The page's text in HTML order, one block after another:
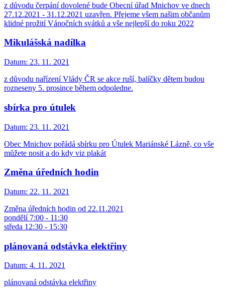
z důvodu čerpání dovolené bude Obecní úřad Mnichov ve dnech
27.12.2021 - 31.12.2021 uzavřen. Přejeme všem našim občanům
klidné prožití Vánočních svátků a vše nejlepší do roku 2022
Mikulášská nadílka
Datum: 23. 11. 2021
z důvodu nařízení Vlády ČR se akce ruší, balíčky dětem budou
rozneseny 5. prosince během odpoledne.
sbírka pro útulek
Datum: 23. 11. 2021
Obec Mnichov pořádá sbírku pro Útulek Mariánské Lázně, co vše
můžete nosit a do kdy viz plakát
Změna úředních hodin
Datum: 22. 11. 2021
Změna úředních hodin od 22.11.2021
pondělí 7:00 - 11:30
středa 12:30 - 15:30
plánovaná odstávka elektřiny
Datum: 4. 11. 2021
plánovaná odstávka elektřiny